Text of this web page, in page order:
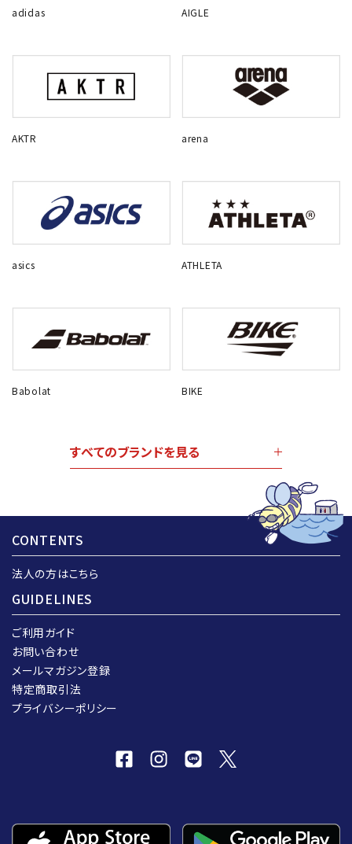
adidas AIGLE
AKTR arena
asics ATHLETA
Babolat BIKE
すべてのブランドを見る
CONTENTS
法人の方はこちら
GUIDELINES
ご利用ガイド
お問い合わせ
メールマガジン登録
特定商取引法
プライバシーポリシー